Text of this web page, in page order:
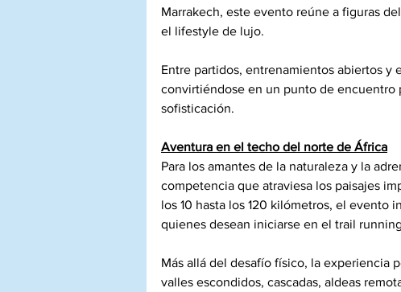
Marrakech, este evento reúne a figuras
el lifestyle de lujo.
Entre partidos, entrenamientos abiertos y
convirtiéndose en un punto de encuentro
sofisticación.
Aventura en el techo del norte de África
Para los amantes de la naturaleza y la
competencia que atraviesa los paisajes
los 10 hasta los 120 kilómetros, el evento
quienes desean iniciarse en el trail
Más allá del desafío físico, la experiencia
valles escondidos, cascadas, aldeas